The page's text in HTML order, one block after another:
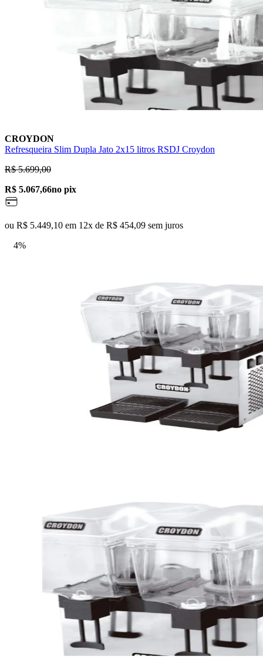
CROYDON
Refresqueira Slim Dupla Jato 2x15 litros RSDJ Croydon
R$ 5.699,00
R$ 5.067,66no pix
ou R$ 5.449,10 em 12x de R$ 454,09 sem juros
4%